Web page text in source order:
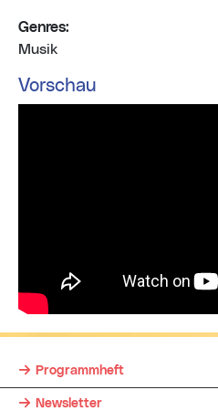
Genres:
Musik
Vorschau
Programmheft
Newsletter